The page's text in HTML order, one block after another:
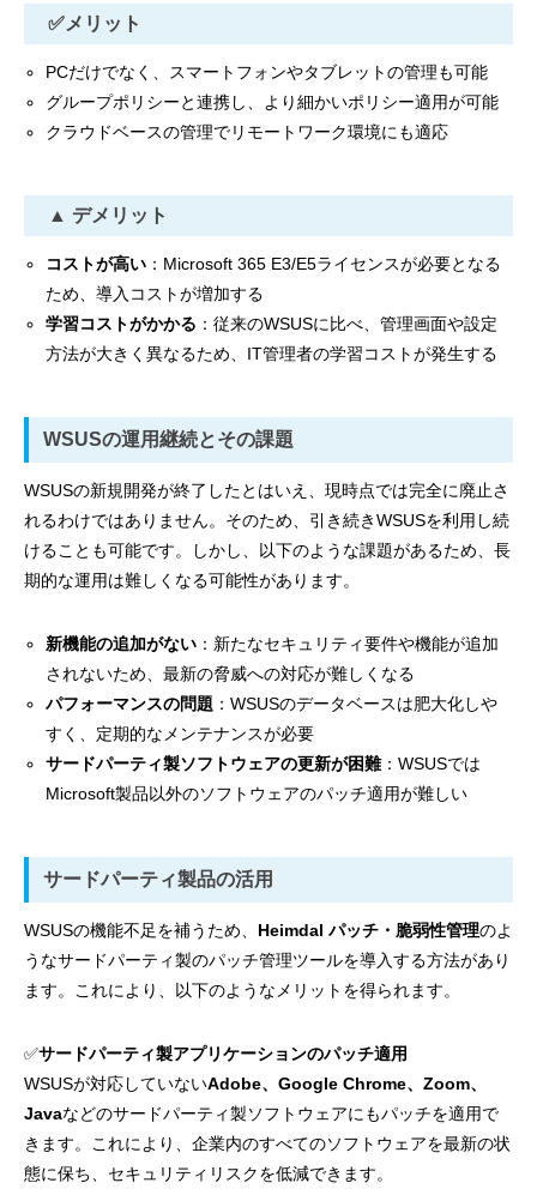
✅メリット
PCだけでなく、スマートフォンやタブレットの管理も可能
グループポリシーと連携し、より細かいポリシー適用が可能
クラウドベースの管理でリモートワーク環境にも適応
▲ デメリット
コストが高い ：Microsoft 365 E3/E5ライセンスが必要となる
ため、導入コストが増加する
学習コストがかかる ：従来のWSUSに比べ、管理画面や設定
方法が大きく異なるため、IT管理者の学習コストが発生する
WSUSの運用継続とその課題
WSUSの新規開発が終了したとはいえ、現時点では完全に廃止さ
れるわけではありません。そのため、引き続きWSUSを利用し続
けることも可能です。しかし、以下のような課題があるため、長
期的な運用は難しくなる可能性があります。
新機能の追加がない ：新たなセキュリティ要件や機能が追加
されないため、最新の脅威への対応が難しくなる
パフォーマンスの問題 ：WSUSのデータベースは肥大化しや
すく、定期的なメンテナンスが必要
サードパーティ製ソフトウェアの更新が困難：WSUSでは
Microsoft製品以外のソフトウェアのパッチ適用が難しい
サードパーティ製品の活用
WSUSの機能不足を補うため、 Heimdal パッチ・脆弱性管理のよ
うなサードパーティ製のパッチ管理ツールを導入する方法があり
ます。これにより、以下のようなメリットを得られます。
✅サードパーティ製アプリケーションのパッチ適用
WSUSが対応していないAdobe、Google Chrome、Zoom、
Javaなどのサードパーティ製ソフトウェアにもパッチを適用で
きます。これにより、企業内のすべてのソフトウェアを最新の状
態に保ち、セキュリティリスクを低減できます。